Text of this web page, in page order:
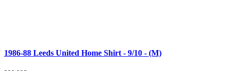
1986-88 Leeds United Home Shirt - 9/10 - (M)